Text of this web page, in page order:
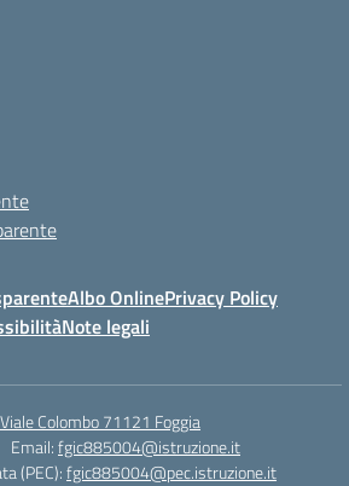
Albo OnlinePrivacy Policy
Note legali
Colombo 71121 Foggia
Email:fgic885004@istruzione.it
(PEC):fgic885004@pec.istruzione.it